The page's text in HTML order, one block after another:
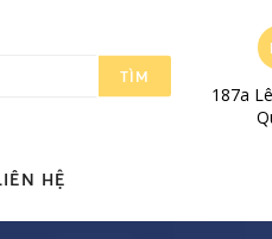
TÌM
187a
HỆ